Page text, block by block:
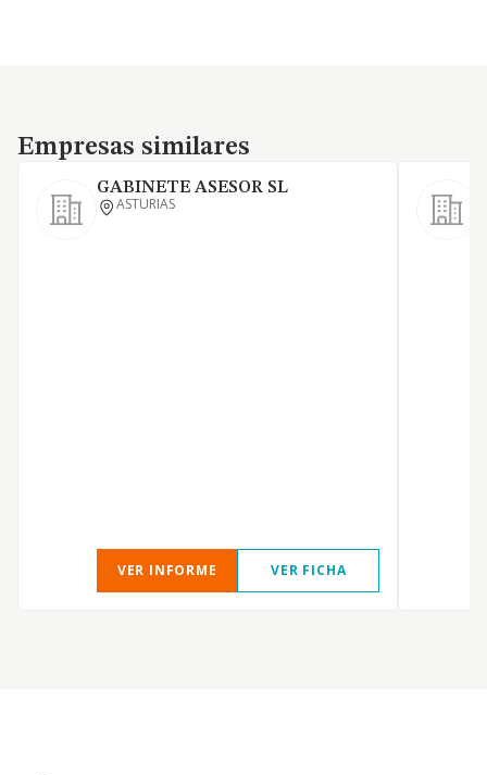
Empresas similares
Empresas similares
GABINETE ASESOR SL
ASTURIAS
VER INFORME VER FICHA